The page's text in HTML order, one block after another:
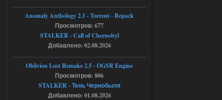
патч я установил после
установки мода, да, ладно,
наверное вы правы придется ожидать
Ответить ➤
05.08.2026
Тайна Зоны - Remaster 2026
Stalker-Mods-Clan-su
Anomaly Anthology 2.1 - Torrent - Repack
Просмотров: 677
STALKER - Call of Chernobyl
Добавлено: 02.08.2026
Oblivion Lost Remake 2.5 - OGSR Engine
Просмотров: 806
STALKER - Тень Чернобыля
Добавлено: 01.08.2026